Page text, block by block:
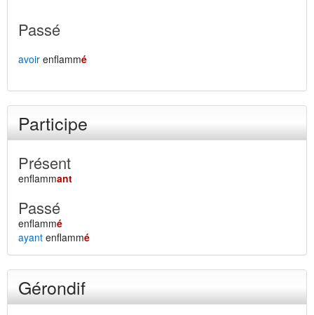
Passé
avoir enflammé
Participe
Présent
enflammant
Passé
enflammé
ayant enflammé
Gérondif